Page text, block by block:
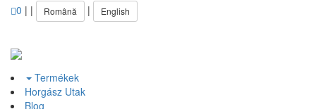
0 | | Română | English
Termékek
Horgász Utak
Blog